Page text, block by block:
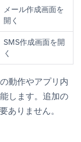
メール作成画面を
開く
SMS作成画面を開
く
動作やアプリ内
します。追加の
ありません。